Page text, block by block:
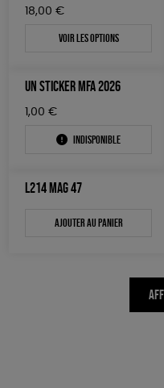
CUISINE / NUTRITION
BD / ILLUSTRÉS
ESSAIS
18,00 €
Voir les options
UN STICKER MFA 2026
1,00 €
Indisponible
L214 MAG 47
Ajouter au panier